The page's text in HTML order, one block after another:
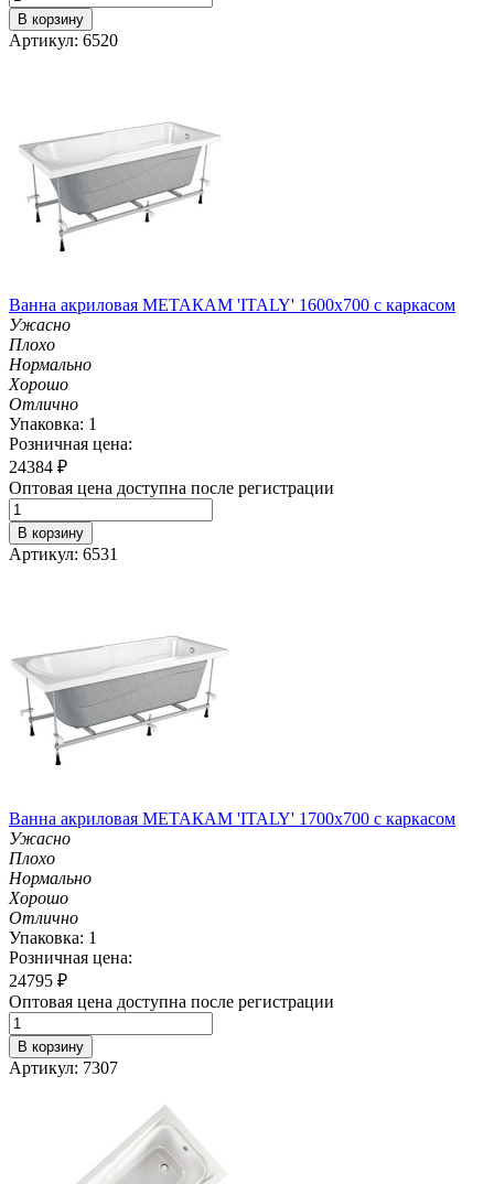
В корзину
Артикул: 6520
Ванна акриловая МЕТАКАМ 'ITALY' 1600х700 с каркасом
Ужасно
Плохо
Нормально
Хорошо
Отлично
Упаковка: 1
Розничная цена:
24384 ₽
Оптовая цена доступна после регистрации
В корзину
Артикул: 6531
Ванна акриловая МЕТАКАМ 'ITALY' 1700х700 с каркасом
Ужасно
Плохо
Нормально
Хорошо
Отлично
Упаковка: 1
Розничная цена:
24795 ₽
Оптовая цена доступна после регистрации
В корзину
Артикул: 7307